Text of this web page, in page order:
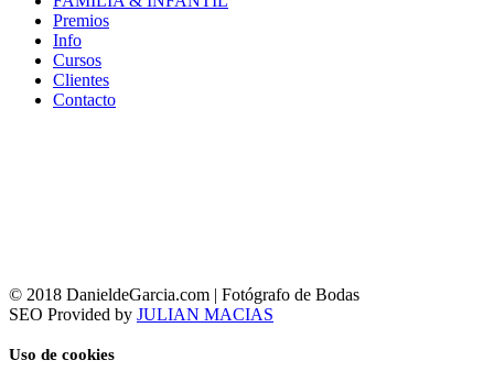
Premios
Info
Cursos
Clientes
Contacto
© 2018 DanieldeGarcia.com | Fotógrafo de Bodas
SEO Provided by JULIAN MACIAS
Uso de cookies